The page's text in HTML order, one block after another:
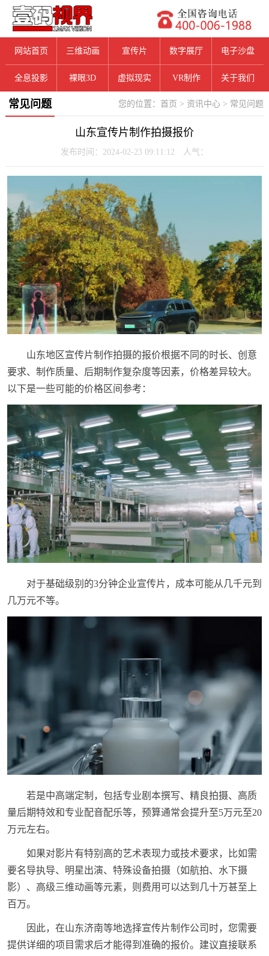
网站首页 三维动画 宣传片 数字展厅 电子沙盘
全息投影 裸眼3D 虚拟现实 VR制作 关于我们
您的位置： 首页 > 资讯中心 > 常见问题
常见问题
山东宣传片制作拍摄报价
发布时间：2024-02-23 09:11:12 人气：
山东地区宣传片制作拍摄的报价根据不同的时长、创意
要求、制作质量、后期制作复杂度等因素，价格差异较大。
以下是一些可能的价格区间参考：
对于基础级别的3分钟企业宣传片，成本可能从几千元到
几万元不等。
若是中高端定制，包括专业剧本撰写、精良拍摄、高质
量后期特效和专业配音配乐等，预算通常会提升至5万元至20
万元左右。
如果对影片有特别高的艺术表现力或技术要求，比如需
要名导执导、明星出演、特殊设备拍摄（如航拍、水下摄
影）、高级三维动画等元素，则费用可以达到几十万甚至上
百万。
因此，在山东济南等地选择宣传片制作公司时，您需要
提供详细的项目需求后才能得到准确的报价。建议直接联系